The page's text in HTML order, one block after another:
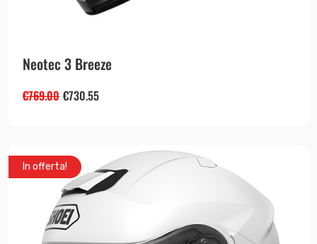
Neotec 3 Breeze
€769.00 €730.55
In offerta!